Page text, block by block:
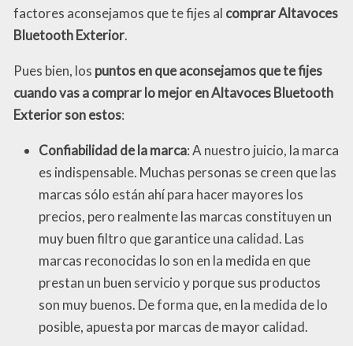
factores aconsejamos que te fijes al comprar Altavoces
Bluetooth Exterior.
Pues bien, los puntos en que aconsejamos que te fijes
cuando vas a comprar lo mejor en Altavoces Bluetooth
Exterior son estos:
Confiabilidad de la marca: A nuestro juicio, la marca
es indispensable. Muchas personas se creen que las
marcas sólo están ahí para hacer mayores los
precios, pero realmente las marcas constituyen un
muy buen filtro que garantice una calidad. Las
marcas reconocidas lo son en la medida en que
prestan un buen servicio y porque sus productos
son muy buenos. De forma que, en la medida de lo
posible, apuesta por marcas de mayor calidad.